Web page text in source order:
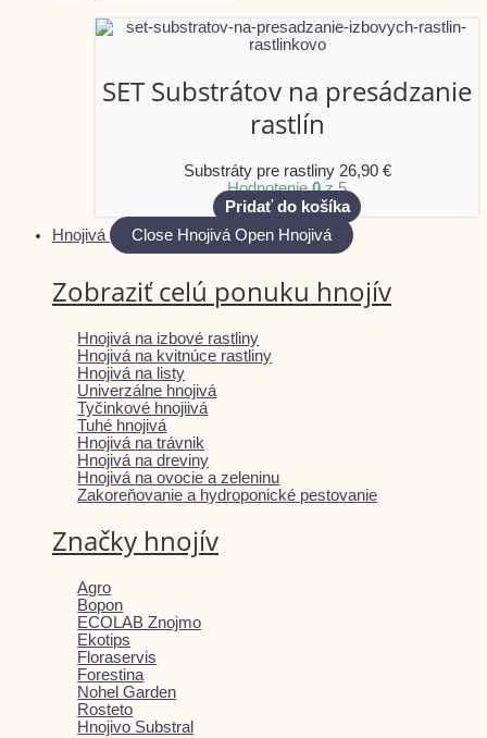
SET Substrátov na presádzanie
rastlín
Substráty pre rastliny 26,90 €
Hodnotenie0z 5
Pridať do košíka
Hnojivá
Close Hnojivá Open Hnojivá
Zobraziť celú ponuku hnojív
Hnojivá na izbové rastliny
Hnojivá na kvitnúce rastliny
Hnojivá na listy
Univerzálne hnojivá
Tyčinkové hnojiivá
Tuhé hnojivá
Hnojivá na trávnik
Hnojivá na dreviny
Hnojivá na ovocie a zeleninu
Zakoreňovanie a hydroponické pestovanie
Značky hnojív
Agro
Bopon
ECOLAB Znojmo
Ekotips
Floraservis
Forestina
Nohel Garden
Rosteto
Hnojivo Substral